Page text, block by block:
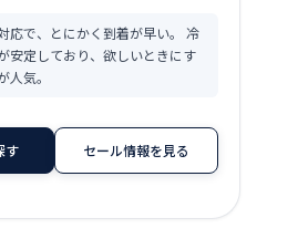
きニシン 3kg(500g×6個入)
乾燥 身 欠きにしん 鯡 鰊 み
産
応で、とにかく到着が早い。 冷
安定しており、欲しいときにす
人気。
す セール情報を見る